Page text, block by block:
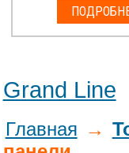
Grand Line
Главная →